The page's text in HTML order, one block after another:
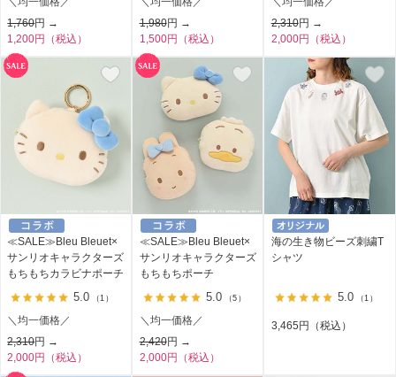
1,760円 →
1,200円（税込）
1,980円 →
1,500円（税込）
2,310円 →
2,000円（税込）
≪SALE≫Bleu Bleuet×
サンリオキャラクターズ
もちもちカラビナポーチ
5.0 （1）
＼均一価格／
2,310円 →
2,000円（税込）
≪SALE≫Bleu Bleuet×
サンリオキャラクターズ
もちもちポーチ
5.0 （5）
＼均一価格／
2,420円 →
2,000円（税込）
海の生き物ビーズ刺繍T
シャツ
5.0 （1）
3,465円（税込）